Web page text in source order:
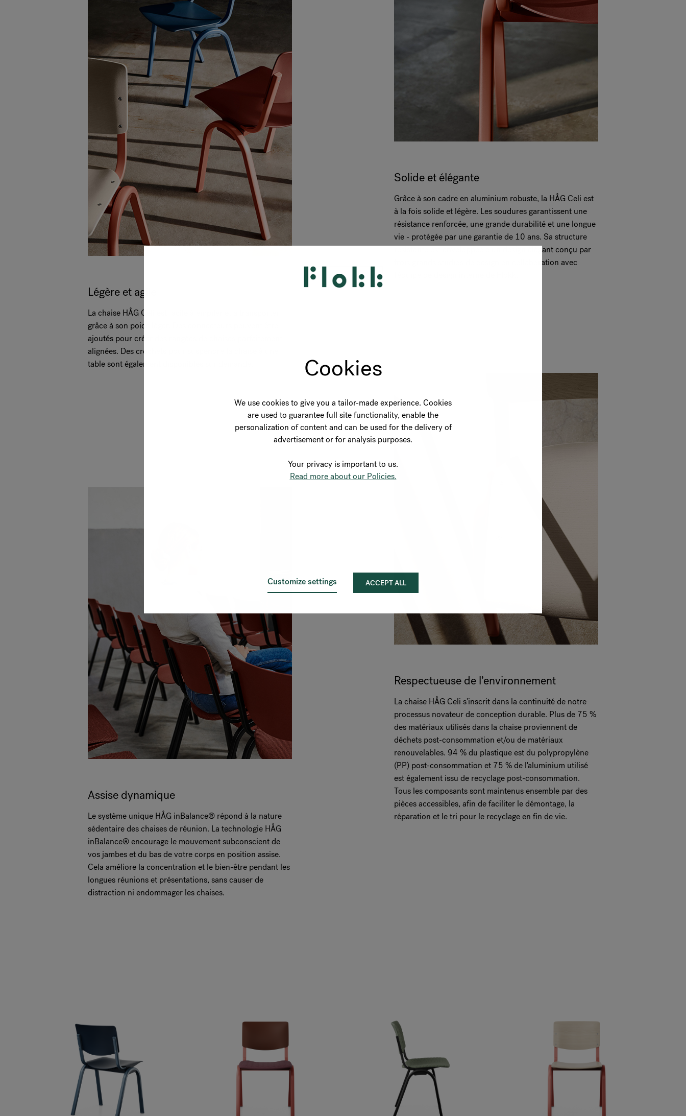
Cookies
We use cookies to give you a tailor-made experience. Cookies
are used to guarantee full site functionality, enable the
personalization of content and can be used for the delivery of
advertisement or for analysis purposes.
Your privacy is important to us.
Read more about our Policies.
Customize settings ACCEPT ALL
Solide et élégante
Grâce à son cadre en aluminium robuste, la HÅG Celi est
à la fois solide et légère. Les soudures garantissent une
résistance renforcée, une grande durabilité et une longue
vie - protégée par une garantie de 10 ans. Sa structure
résistante est enveloppée d'un design élégant conçu par
trois grands studios de design en collaboration avec
Légère et agile
La chaise HÅG Celi est facile à empiler et à transporter
grâce à son poids léger. Des connecteurs peuvent être
ajoutés pour créer des rangées de chaises parfaitement
alignées. Des crochets pour suspendre la chaise à une
table sont également disponibles sur demande.
Respectueuse de l’environnement
La chaise HÅG Celi s'inscrit dans la continuité de notre
processus novateur de conception durable. Plus de 75 %
des matériaux utilisés dans la chaise proviennent de
déchets post-consommation et/ou de matériaux
renouvelables. 94 % du plastique est du polypropylène
(PP) post-consommation et 75 % de l'aluminium utilisé
est également issu de recyclage post-consommation.
Tous les composants sont maintenus ensemble par des
pièces accessibles, afin de faciliter le démontage, la
réparation et le tri pour le recyclage en fin de vie.
Assise dynamique
Le système unique HÅG inBalance® répond à la nature
sédentaire des chaises de réunion. La technologie HÅG
inBalance® encourage le mouvement subconscient de
vos jambes et du bas de votre corps en position assise.
Cela améliore la concentration et le bien-être pendant les
longues réunions et présentations, sans causer de
distraction ni endommager les chaises.